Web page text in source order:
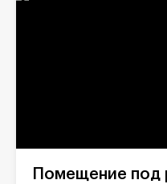
Помещение под